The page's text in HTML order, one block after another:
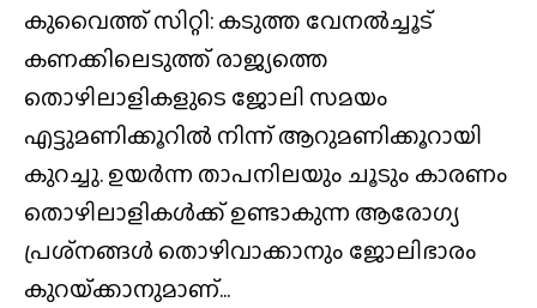
കുവൈത്ത് സിറ്റി: കടുത്ത വേനൽച്ചൂട്
കണക്കിലെടുത്ത് രാജ്യത്തെ
തൊഴിലാളികളുടെ ജോലി സമയം
എട്ടുമണിക്കൂറിൽ നിന്ന് ആറുമണിക്കൂറായി
കുറച്ചു. ഉയർന്ന താപനിലയും ചൂടും കാരണം
തൊഴിലാളികൾക്ക് ഉണ്ടാകുന്ന ആരോഗ്യ
പ്രശ്‍നങ്ങൾ തൊഴിവാക്കാനും ജോലിഭാരം
കുറയ്‌ക്കാനുമാണ്...